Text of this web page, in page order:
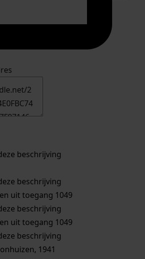
beschrijving
beschrijving
uit toegang 1049
beschrijving
uit toegang 1049
beschrijving
1941